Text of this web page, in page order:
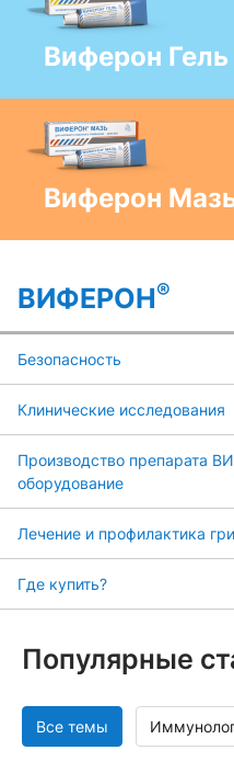
Виферон Гель
Виферон
ВИФЕРОН®
Безопасность
Клинические исследования
Производство препарата
оборудование
Лечение и профилактика
Где купить?
Популярные
Все темы